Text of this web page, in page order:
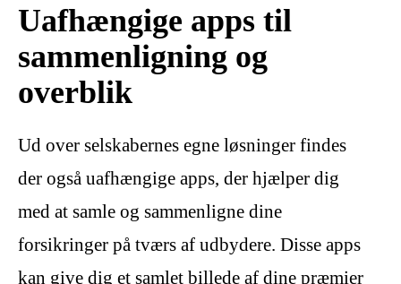
Uafhængige apps til
sammenligning og
overblik
Ud over selskabernes egne løsninger findes
der også uafhængige apps, der hjælper dig
med at samle og sammenligne dine
forsikringer på tværs af udbydere. Disse apps
kan give dig et samlet billede af dine præmier